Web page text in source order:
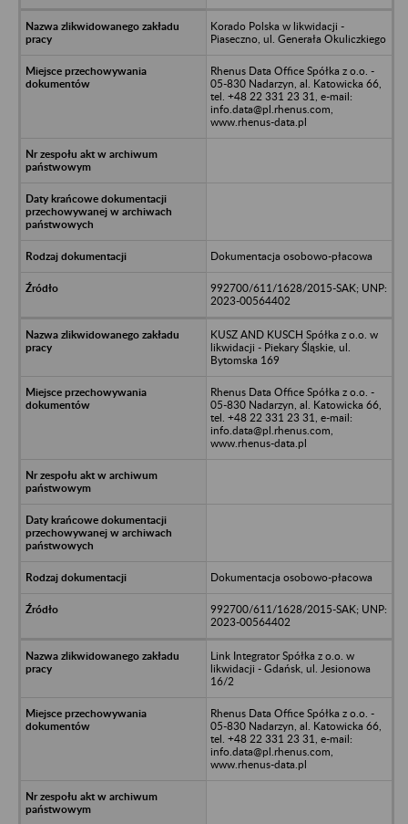
Korado Polska w likwidacji -
Piaseczno, ul. Generała Okuliczkiego
Rhenus Data Office Spółka z o.o. -
05-830 Nadarzyn, al. Katowicka 66,
tel. +48 22 331 23 31, e-mail:
info.data@pl.rhenus.com,
www.rhenus-data.pl
Dokumentacja osobowo-płacowa
992700/611/1628/2015-SAK; UNP:
2023-00564402
KUSZ AND KUSCH Spółka z o.o. w
likwidacji - Piekary Śląskie, ul.
Bytomska 169
Rhenus Data Office Spółka z o.o. -
05-830 Nadarzyn, al. Katowicka 66,
tel. +48 22 331 23 31, e-mail:
info.data@pl.rhenus.com,
www.rhenus-data.pl
Dokumentacja osobowo-płacowa
992700/611/1628/2015-SAK; UNP:
2023-00564402
Link Integrator Spółka z o.o. w
likwidacji - Gdańsk, ul. Jesionowa
16/2
Rhenus Data Office Spółka z o.o. -
05-830 Nadarzyn, al. Katowicka 66,
tel. +48 22 331 23 31, e-mail:
info.data@pl.rhenus.com,
www.rhenus-data.pl